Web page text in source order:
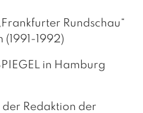
Rundschau“
1992)
in Hamburg
Redaktion der